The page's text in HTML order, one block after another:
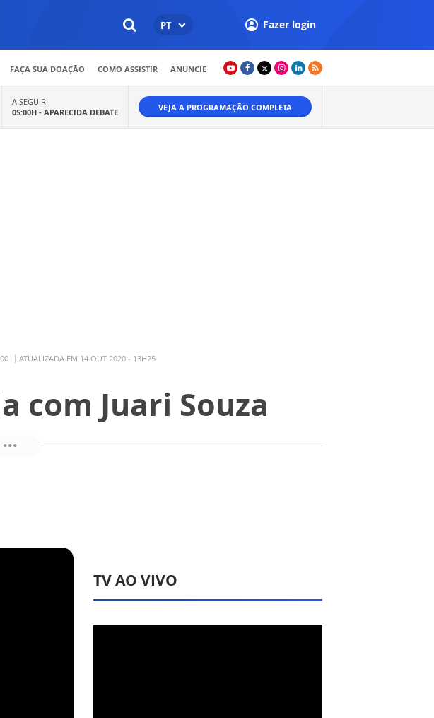
PT Fazer login
FAÇA SUA DOAÇÃO COMO ASSISTIR ANUNCIE
A SEGUIR
05:00H - APARECIDA DEBATE VEJA A PROGRAMAÇÃO COMPLETA
ATUALIZADA EM 14 OUT 2020 - 13H25
com Juari Souza
TV AO VIVO